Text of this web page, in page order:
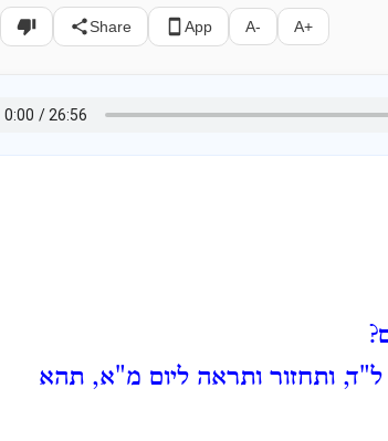
Share App A- A+
ותחזור ותראה ליום מ"א, תהא